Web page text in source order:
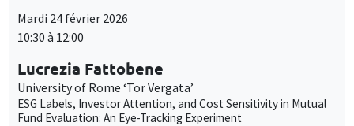
Mardi 24 février 2026
10:30 à 12:00
Lucrezia Fattobene
University of Rome ‘Tor Vergata’
ESG Labels, Investor Attention, and Cost Sensitivity in Mutual
Fund Evaluation: An Eye-Tracking Experiment